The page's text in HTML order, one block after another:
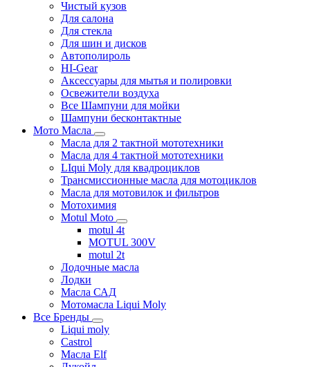
Чистый кузов
Для салона
Для стекла
Для шин и дисков
Автополироль
HI-Gear
Аксессуары для мытья и полировки
Освежители воздуха
Все Шампуни для мойки
Шампуни бесконтактные
Мото Масла
Масла для 2 тактной мототехники
Масла для 4 тактной мототехники
LIqui Moly для квадроциклов
Трансмиссионные масла для мотоциклов
Масла для мотовилок и фильтров
Мотохимия
Motul Moto
motul 4t
MOTUL 300V
motul 2t
Лодочные масла
Лодки
Масла САД
Мотомасла Liqui Moly
Все Бренды
Liqui moly
Castrol
Масла Elf